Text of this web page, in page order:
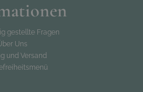
gestellte Fragen
Uns
und Versand